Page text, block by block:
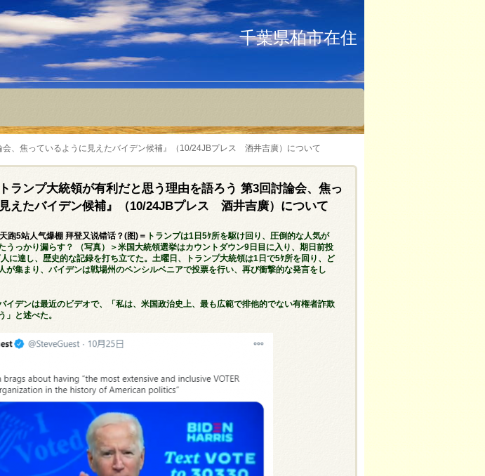
千葉県柏市在住
会、焦っているように見えたバイデン候補』（10/24JBプレス 酒井吉廣）について
トランプ大統領が有利だと思う理由を語ろう 第3回討論会、焦っ
えたバイデン候補』（10/24JBプレス 酒井吉廣）について
跑5站人气爆棚 拜登又说错话？(图)＝ トランプは1日5ｹ所を駆け回り、圧倒的な人気が
っかり漏らす？ （写真）＞米国大統領選挙はカウントダウン9日目に入り、期日前投
に達し、歴史的な記録を打ち立てた。土曜日、トランプ大統領は1日で5ｹ所を回り、ど
が集まり、バイデンは戦場州のペンシルベニアで投票を行い、再び衝撃的な発言をし
イデンは最近のビデオで、「私は、米国政治史上、最も広範で排他的でない有権者詐欺
」と述べた。